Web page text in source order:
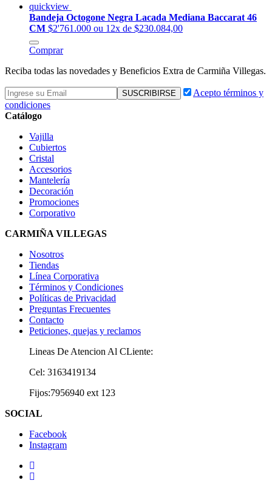
quickview
Bandeja Octogone Negra Lacada Mediana Baccarat 46
CM $2'761.000 ou 12x de $230.084,00
Comprar
Reciba todas las novedades y Beneficios Extra de Carmiña Villegas.
Acepto términos y
condiciones
Catálogo
Vajilla
Cubiertos
Cristal
Accesorios
Mantelería
Decoración
Promociones
Corporativo
CARMIÑA VILLEGAS
Nosotros
Tiendas
Línea Corporativa
Términos y Condiciones
Políticas de Privacidad
Preguntas Frecuentes
Contacto
Peticiones, quejas y reclamos
Lineas De Atencion Al CLiente:
Cel: 3163419134
Fijos:7956940 ext 123
SOCIAL
Facebook
Instagram